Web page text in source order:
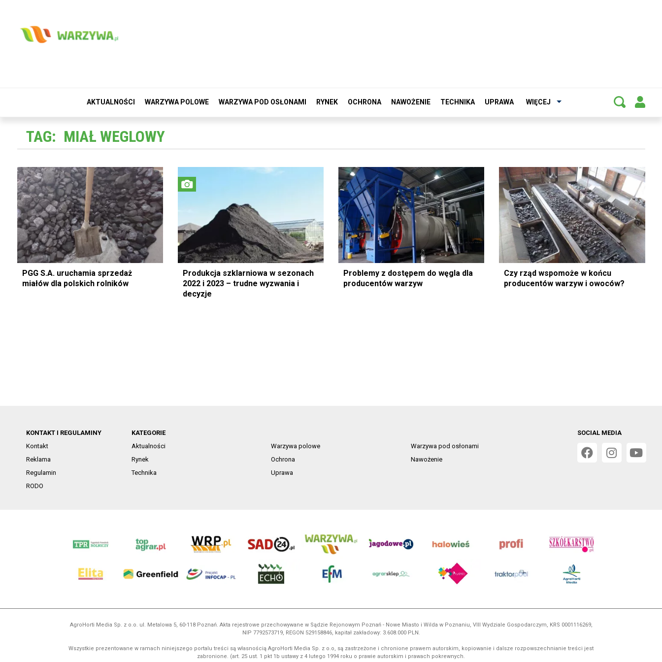
AKTUALNOŚCI WARZYWA POLOWE WARZYWA POD OSŁONAMI RYNEK OCHRONA NAWOŻENIE TECHNIKA UPRAWA WIĘCEJ
TAG: MIAŁ WEGLOWY
PGG S.A. uruchamia sprzedaż
miałów dla polskich rolników
Produkcja szklarniowa w sezonach
2022 i 2023 – trudne wyzwania i
decyzje
Problemy z dostępem do węgla dla
producentów warzyw
Czy rząd wspomoże w końcu
producentów warzyw i owoców?
KONTAKT I REGULAMINY
Kontakt
Reklama
Regulamin
RODO
KATEGORIE
Aktualności
Warzywa polowe
Warzywa pod osłonami
Rynek
Ochrona
Nawożenie
Technika
Uprawa
SOCIAL MEDIA
AgroHorti Media Sp. z o.o. ul. Metalowa 5, 60-118 Poznań. Akta rejestrowe przechowywane w Sądzie Rejonowym Poznań - Nowe Miasto i Wilda w Poznaniu, VIII Wydziale Gospodarczym, KRS 0001116269,
NIP 7792573719, REGON 529158846, kapitał zakładowy: 3.608.000 PLN.
Wszystkie prezentowane w ramach niniejszego portalu treści są własnością AgroHorti Media Sp. z o.o, są zastrzeżone i chronione prawem autorskim, kopiowanie i dalsze rozpowszechnianie treści jest
zabronione. (art. 25 ust. 1 pkt 1b ustawy z 4 lutego 1994 roku o prawie autorskim i prawach pokrewnych.